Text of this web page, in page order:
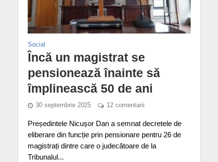
Social
Încă un magistrat se
pensionează înainte să
împlinească 50 de ani
30 septembrie 2025 12 comentarii
Președintele Nicușor Dan a semnat decretele de
eliberare din funcție prin pensionare pentru 26 de
magistrați dintre care o judecătoare de la
Tribunalul...